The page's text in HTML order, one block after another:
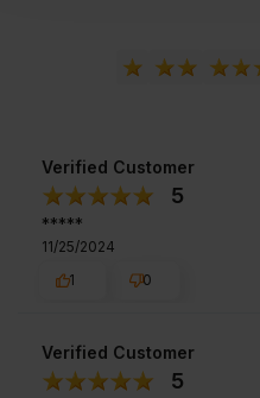
Verified Customer
5
*****
11/25/2024
1
0
Verified Customer
5